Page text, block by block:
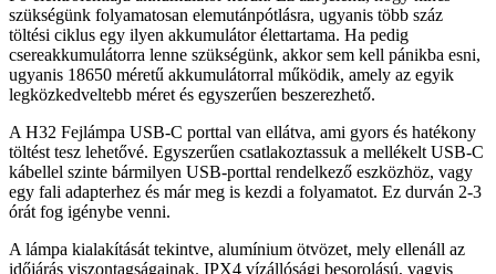
szükségünk folyamatosan elemutánpótlásra, ugyanis több száz
töltési ciklus egy ilyen akkumulátor élettartama. Ha pedig
csereakkumulátorra lenne szükségünk, akkor sem kell pánikba esni,
ugyanis 18650 méretű akkumulátorral működik, amely az egyik
legközkedveltebb méret és egyszerűen beszerezhető.
A H32 Fejlámpa USB-C porttal van ellátva, ami gyors és hatékony
töltést tesz lehetővé. Egyszerűen csatlakoztassuk a mellékelt USB-C
kábellel szinte bármilyen USB-porttal rendelkező eszközhöz, vagy
egy fali adapterhez és már meg is kezdi a folyamatot. Ez durván 2-3
órát fog igénybe venni.
A lámpa kialakítását tekintve, alumínium ötvözet, mely ellenáll az
időjárás viszontagságainak. IPX4 vízállósági besorolású, vagyis